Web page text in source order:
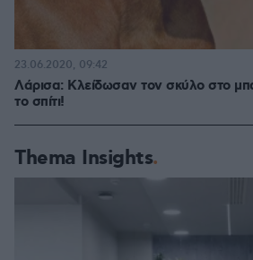
Λάρισα: Κλείδωσαν τον σκύλο στο
το σπίτι!
23.06.2020, 09:42
Thema Insights